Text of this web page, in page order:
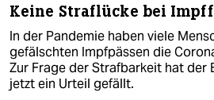
Keine Straflücke bei
In der Pandemie haben viele
gefälschten Impfpässen die
Zur Frage der Strafbarkeit hat der
jetzt ein Urteil gefällt.